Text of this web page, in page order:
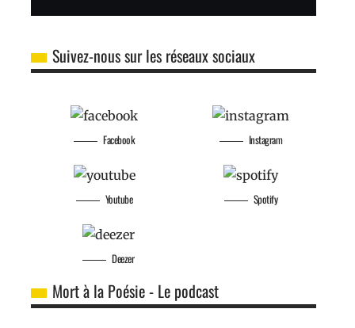
Suivez-nous sur les réseaux sociaux
Facebook
Youtube
Instagram
Spotify
Deezer
Mort à la Poésie - Le podcast